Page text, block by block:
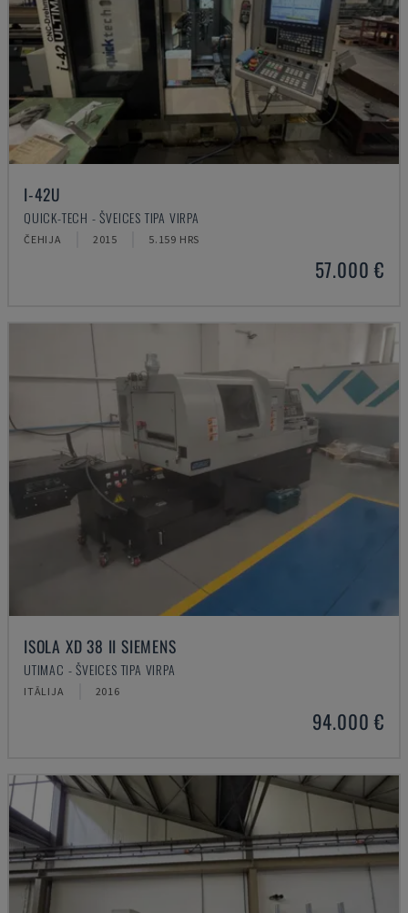
I-42U
QUICK-TECH - ŠVEICES TIPA VIRPA
ČEHIJA 2015 5.159 HRS
57.000 €
ISOLA XD 38 II SIEMENS
UTIMAC - ŠVEICES TIPA VIRPA
ITĀLIJA 2016
94.000 €